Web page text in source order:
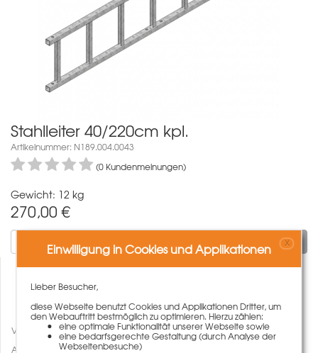
Stahlleiter 40/220cm kpl.
Artikelnummer: N189.004.0043
(0 Kundenmeinungen)
Gewicht: 12 kg
270,00 €
In den Warenkorb
Vergleichen
Auf den Merkzettel
Einwilligung in Cookies und Applikationen X
Lieber Besucher,
diese Webseite benutzt Cookies und Applikationen Dritter, um
den Webauftritt bestmöglich zu optimieren. Hierzu zählen:
eine optimale Funktionalität unserer Webseite sowie
eine bedarfsgerechte Gestaltung (durch Analyse der
Webseitenbesuche)